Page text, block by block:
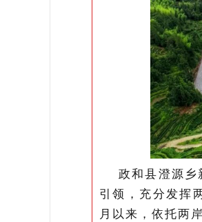
政和县澄源
引领，充分发挥
月以来，依托两